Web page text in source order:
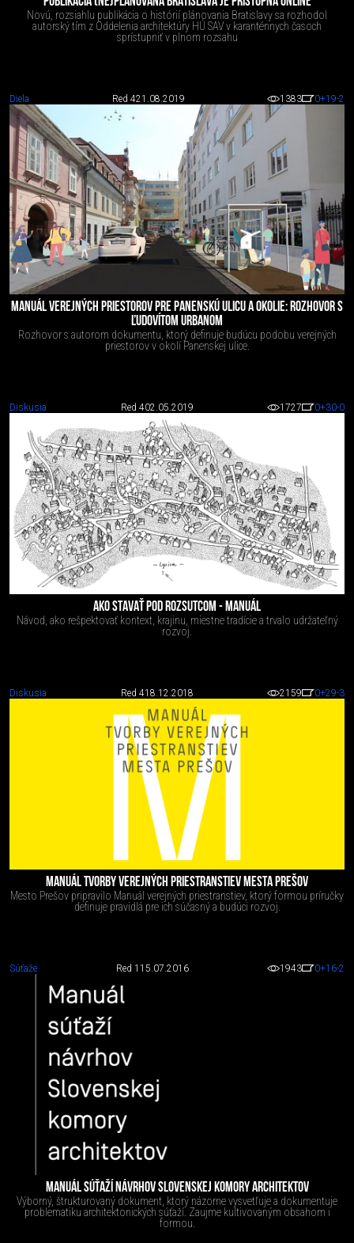
Novú, rozsiahlu publikácia o histórií plánovania Bratislavy sa rozhodol
autorský tím z Oddelenia architektúry HÚ SAV v karanténnych časoch
sprístupniť v plnom rozsahu
Diela Red 421.08.2019 1383 0+19-2
MANUÁL VEREJNÝCH PRIESTOROV PRE PANENSKÚ ULICU A OKOLIE: ROZHOVOR S
ĽUDOVÍTOM URBANOM
Rozhovor s autorom dokumentu, ktorý definuje budúcu podobu verejných
priestorov v okolí Panenskej ulice.
Diskusia Red 402.05.2019 1727 0+30-0
AKO STAVAŤ POD ROZSUTCOM - MANUÁL
Návod, ako rešpektovať kontext, krajinu, miestne tradície a trvalo udržateľný
rozvoj.
Diskusia Red 418.12.2018 2159 0+29-3
MANUÁL TVORBY VEREJNÝCH PRIESTRANSTIEV MESTA PREŠOV
Mesto Prešov pripravilo Manuál verejných priestranstiev, ktorý formou príručky
definuje pravidlá pre ich súčasný a budúci rozvoj.
Súťaže Red 1 15.07.2016 1943 0+16-2
MANUÁL SÚŤAŽÍ NÁVRHOV SLOVENSKEJ KOMORY ARCHITEKTOV
Výborný, štrukturovaný dokument, ktorý názorne vysvetľuje a dokumentuje
problematiku architektonických súťaží. Zaujme kultivovaným obsahom i
formou.